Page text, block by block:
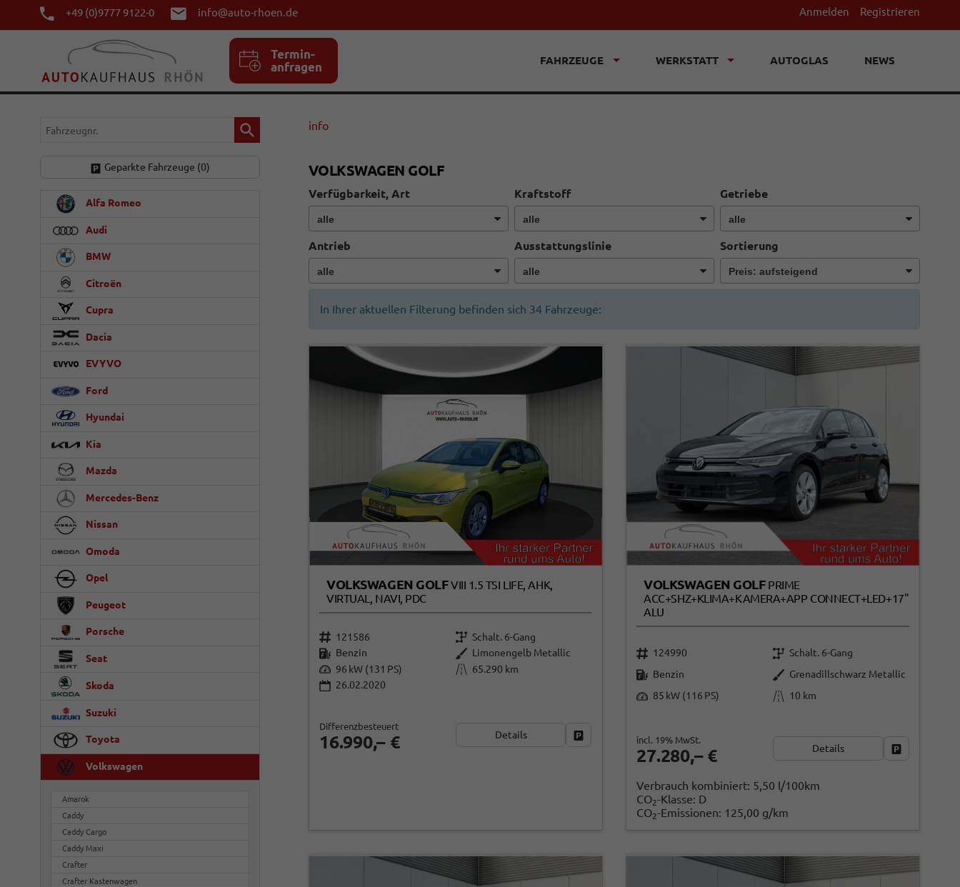
+49 (0)9777 9122-0 info@auto-rhoen.de Anmelden Registrieren
Termin-
anfragen
FAHRZEUGE WERKSTATT AUTOGLAS NEWS
info
VOLKSWAGEN GOLF
Verfügbarkeit, Art Kraftstoff Getriebe
Antrieb Ausstattungslinie Sortierung
In Ihrer aktuellen Filterung befinden sich 34Fahrzeuge:
VOLKSWAGEN GOLFVIII 1.5 TSI LIFE, AHK,
VIRTUAL, NAVI, PDC
121586
Schalt. 6-Gang
Benzin
Limonengelb Metallic
96 kW (131 PS)
65.290 km
26.02.2020
16.990,– €
Differenzbesteuert
Details Fahrzeug parken
VOLKSWAGEN GOLF PRIME
ACC+SHZ+KLIMA+KAMERA+APP CONNECT+LED+17"
ALU
124990
Schalt. 6-Gang
Benzin
Grenadillschwarz Metallic
85 kW (116 PS)
10 km
27.280,– €
incl. 19% MwSt.
Details Fahrzeug
Verbrauch kombiniert: 5,50 l/100km
CO2-Klasse: D
CO2-Emissionen: 125,00 g/km
Fahrzeugnr.
Geparkte Fahrzeuge (0)
Alfa Romeo
Audi
BMW
Citroën
Cupra
Dacia
EVYVO
Ford
Hyundai
Kia
Mazda
Mercedes-Benz
Nissan
Omoda
Opel
Peugeot
Porsche
Seat
Skoda
Suzuki
Toyota
Volkswagen
Amarok
Caddy
Caddy Cargo
Caddy Maxi
Crafter
Crafter Kastenwagen